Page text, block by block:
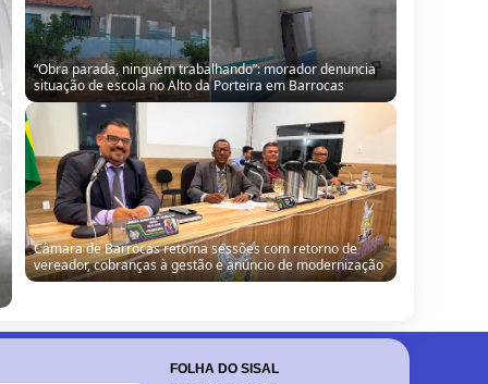
“Obra parada, ninguém trabalhando”: morador denuncia
situação de escola no Alto da Porteira em Barrocas
Câmara de Barrocas retoma sessões com retorno de
vereador, cobranças à gestão e anúncio de modernização
FOLHA DO SISAL